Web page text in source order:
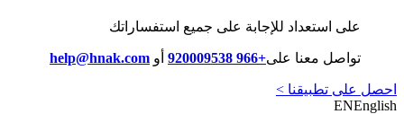
على استعداد للإجابة على جميع استفساراتك
تواصل معنا على+966 920009538 أو help@hnak.com
احصل على تطبيقنا >
ENEnglish